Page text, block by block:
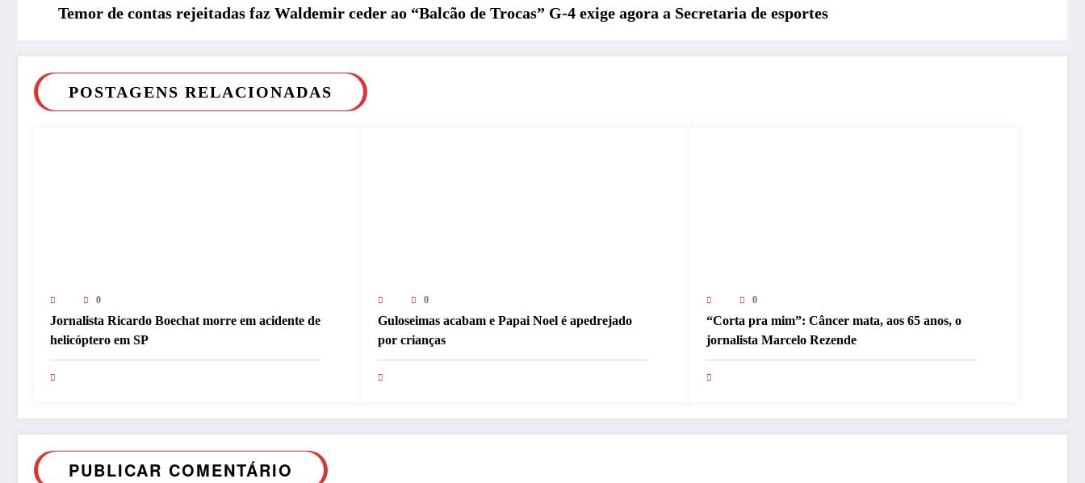
Temor de contas rejeitadas faz Waldemir ceder ao “Balcão de Trocas” G-4 exige agora a Secretaria de esportes
POSTAGENS RELACIONADAS
0
Jornalista Ricardo Boechat morre em acidente de
helicóptero em SP
0
Guloseimas acabam e Papai Noel é apedrejado
por crianças
0
“Corta pra mim”: Câncer mata, aos 65 anos, o
jornalista Marcelo Rezende
PUBLICAR COMENTÁRIO